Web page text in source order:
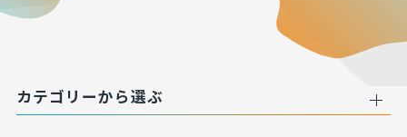
カテゴリーから選ぶ